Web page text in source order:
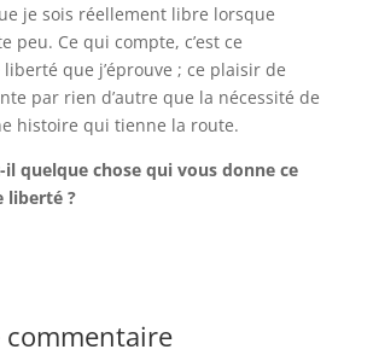
je sois réellement libre lorsque
peu. Ce qui compte, c’est ce
que j’éprouve ; ce plaisir de
par rien d’autre que la nécessité de
histoire qui tienne la route.
il quelque chose qui vous donne ce
liberté ?
commentaire